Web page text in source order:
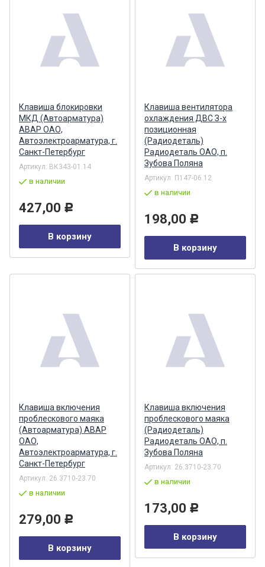
Клавиша блокировки
МКД (Автоарматура)
АВАР ОАО,
Автоэлектроарматура, г.
Санкт-Петербург
Артикул: ВК343-01.14
в наличии
427,00 Р
В корзину
Клавиша вентилятора
охлаждения ДВС З-х
позиционная
(Радиодеталь)
Радиодеталь ОАО, п.
Зубова Поляна
Артикул: П147-06.12
в наличии
198,00 Р
В корзину
Клавиша включения
проблескового маяка
(Автоарматура) АВАР
ОАО,
Автоэлектроарматура, г.
Санкт-Петербург
Артикул: 26.3710-23.70
в наличии
279,00 Р
В корзину
Клавиша включения
проблескового маяка
(Радиодеталь)
Радиодеталь ОАО, п.
Зубова Поляна
Артикул: 26.3710-23.70
в наличии
173,00 Р
В корзину